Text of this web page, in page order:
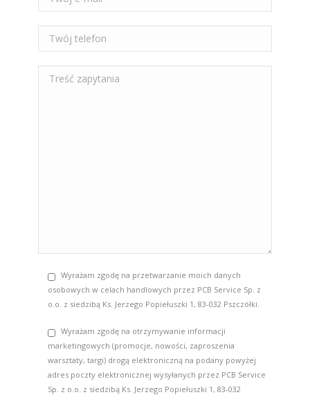
Wyrażam zgodę na przetwarzanie moich danych
osobowych w celach handlowych przez PCB Service Sp. z
o.o. z siedzibą Ks. Jerzego Popiełuszki 1, 83-032 Pszczółki.
Wyrażam zgodę na otrzymywanie informacji
marketingowych (promocje, nowości, zaproszenia
warsztaty, targi) drogą elektroniczną na podany powyżej
adres poczty elektronicznej wysyłanych przez PCB Service
Sp. z o.o. z siedzibą Ks. Jerzego Popiełuszki 1, 83-032